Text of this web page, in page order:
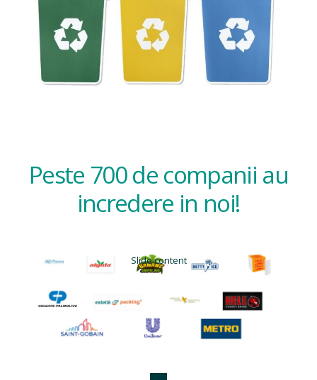
Peste 700 de companii au
incredere in noi!
Slide content